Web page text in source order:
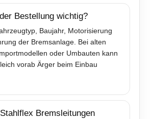
Bestellung wichtig?
Baujahr, Motorisierung
der Bremsanlage. Bei alten
oder Umbauten kann
vorab Ärger beim Einbau
Bremsleitungen